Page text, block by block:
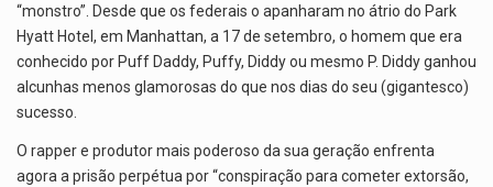
“monstro”. Desde que os federais o apanharam no átrio do Park
Hyatt Hotel, em Manhattan, a 17 de setembro, o homem que era
conhecido por Puff Daddy, Puffy, Diddy ou mesmo P. Diddy ganhou
alcunhas menos glamorosas do que nos dias do seu (gigantesco)
sucesso.
O rapper e produtor mais poderoso da sua geração enfrenta
agora a prisão perpétua por “conspiração para cometer extorsão,